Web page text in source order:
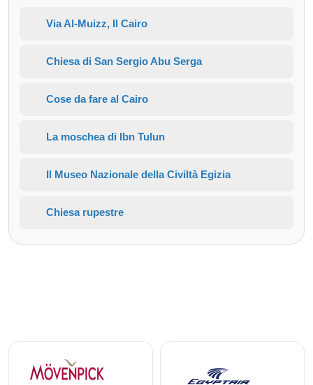
Via Al-Muizz, Il Cairo
Chiesa di San Sergio Abu Serga
Cose da fare al Cairo
La moschea di Ibn Tulun
Il Museo Nazionale della Civiltà Egizia
Chiesa rupestre